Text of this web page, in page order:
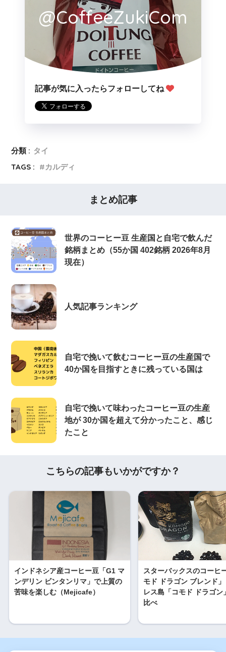
@CoffeeZukiCom
記事が気に入ったらフォローしてね
分類 : タイ
TAGS :
カルディ
まとめ記事
世界のコーヒー豆 生産国と自宅で飲んだ
銘柄まとめ（55か国 402銘柄 2026年8月
現在）
人気記事ランキング
自宅で挽いて飲むコーヒー豆の生産国で
40か国を目指すときに残っている国は
自宅で挽いて味わったコーヒー豆の生産
地が 30か国を超えて分かったこと、感じ
たこと
こちらの記事もいかがですか？
インドネシア産コーヒー豆「G1 マ
ンデリン ビンタンリマ」で上質の
苦味を楽しむ（Mejicafe）
スターバックスのコーヒ
モド ドラゴン ブレンド
レス島「コモド ドラゴン
比べ